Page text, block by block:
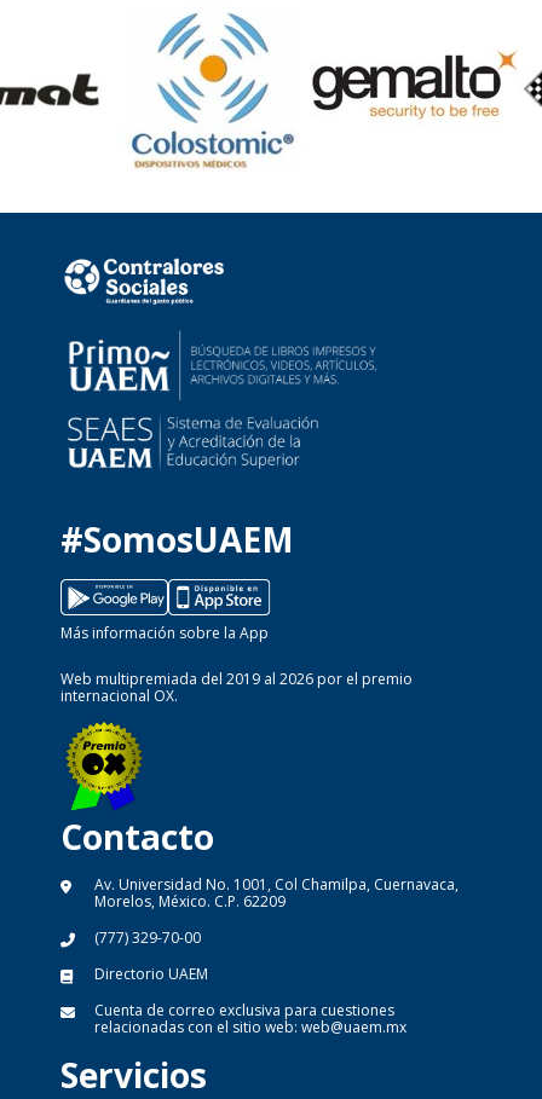
#SomosUAEM
Más información sobre la App
Web multipremiada del 2019 al 2026 por el premio
internacional OX.
Contacto
Av. Universidad No. 1001, Col Chamilpa, Cuernavaca,
Morelos, México. C.P. 62209
(777) 329-70-00
Directorio UAEM
Cuenta de correo exclusiva para cuestiones
relacionadas con el sitio web: web@uaem.mx
Servicios